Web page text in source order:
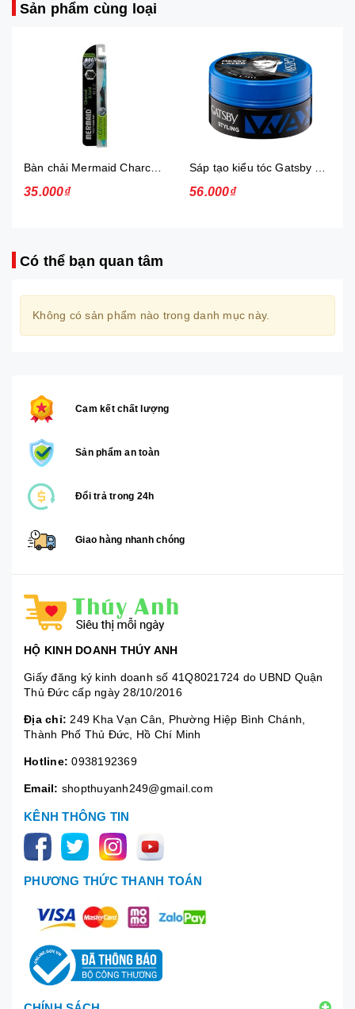
Sản phẩm cùng loại
35.000₫ 56.000₫
Có thể bạn quan tâm
Không có sản phẩm nào trong danh mục này.
Cam kết chất lượng
Sản phẩm an toàn
Đổi trả trong 24h
Giao hàng nhanh chóng
HỘ KINH DOANH THÚY ANH
Giấy đăng ký kinh doanh số 41Q8021724 do UBND Quận
Thủ Đức cấp ngày 28/10/2016
Địa chỉ: 249 Kha Vạn Cân, Phường Hiệp Bình Chánh,
Thành Phố Thủ Đức, Hồ Chí Minh
Hotline: 0938192369
Email: shopthuyanh249@gmail.com
KÊNH THÔNG TIN
PHƯƠNG THỨC THANH TOÁN